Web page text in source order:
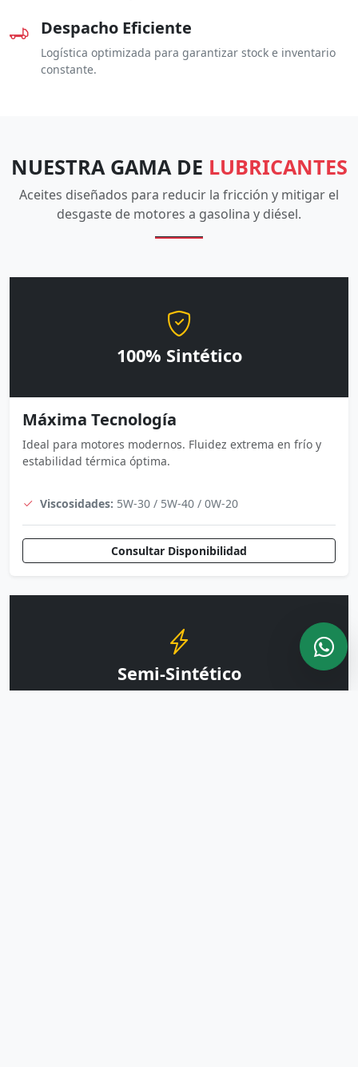
Despacho Eficiente
Logística optimizada para garantizar stock e inventario
constante.
NUESTRA GAMA DE LUBRICANTES
Aceites diseñados para reducir la fricción y mitigar el
desgaste de motores a gasolina y diésel.
100% Sintético
Máxima Tecnología
Ideal para motores modernos. Fluidez extrema en frío y
estabilidad térmica óptima.
Viscosidades: 5W-30 / 5W-40 / 0W-20
Consultar Disponibilidad
Semi-Sintético